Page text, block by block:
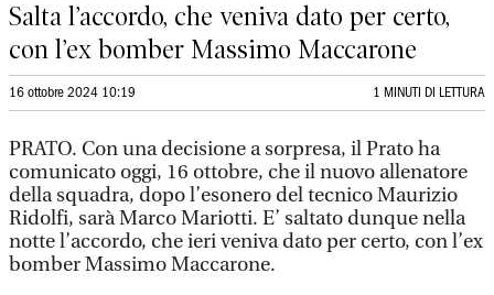
Salta l’accordo, che veniva dato per certo,
con l’ex bomber Massimo Maccarone
16 ottobre 2024 10:19 1 MINUTI DI LETTURA
PRATO. Con una decisione a sorpresa, il Prato ha
comunicato oggi, 16 ottobre, che il nuovo allenatore
della squadra, dopo l’esonero del tecnico Maurizio
Ridolfi, sarà Marco Mariotti. E’ saltato dunque nella
notte l’accordo, che ieri veniva dato per certo, con l’ex
bomber Massimo Maccarone.